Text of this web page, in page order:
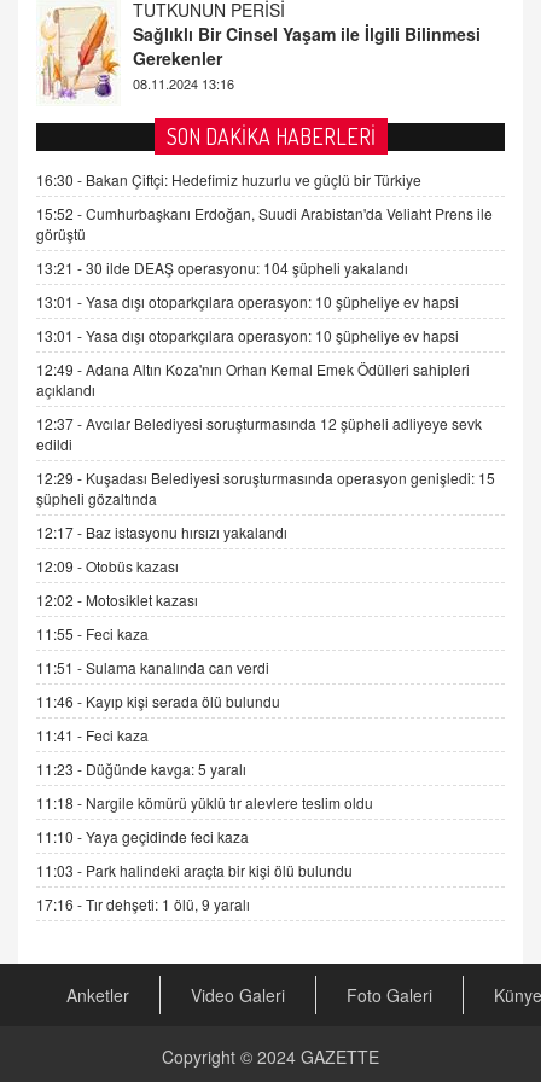
FARUK ÖNALAN
Tezkere Onaylanmasaydı…
2 Kasım 2021 Salı 00:11
AV. DOĞAN CAN DOĞAN
Kişisel verilerin korunması ve dijital hukukun
gelişimi
15.09.2025 16:17
SEHER EREK
Kış Ayları Geldi, Hangi Önlemler Alınmalı?
9.12.2025 10:11
İNCİ GÜL AKÖL
06.07.2026 13:00
ADEM AKÖL
Esed Destekçilerinin Yüzüne Vurulan Şamar:
Sednaya
11.12.2024 12:30
DR. EKREM ASLAN
Gerçek Ne, Algı Ne? "Beraber Yürüyoruz"
Cümlesinin Peşinden
19.07.2025 12:45
GÖNÜL MENEKŞE
Şifacının Yolu
04.11.2025 12:56
AV. RÜMEYSA ÖZKALE
Kira Uyuşmazlıklarında Dava Açmadan Önce
Arabulucuya Başvuru Şartı
CAN UĞURATEŞ
Değişen yapısıyla Suriye
SON DAKİKA HABERLERİ
16:30 - Bakan Çiftçi: Hedefimiz huzurlu ve güçlü bir Türkiye
15:52 -Cumhurbaşkanı Erdoğan, Suudi Arabistan'da Veliaht Prens ile
görüştü
13:21 -30 ilde DEAŞ operasyonu: 104 şüpheli yakalandı
13:01 -Yasa dışı otoparkçılara operasyon: 10 şüpheliye ev hapsi
13:01 -Yasa dışı otoparkçılara operasyon: 10 şüpheliye ev hapsi
12:49 -Adana Altın Koza'nın Orhan Kemal Emek Ödülleri sahipleri
açıklandı
12:37 -Avcılar Belediyesi soruşturmasında 12 şüpheli adliyeye sevk
edildi
12:29 - Kuşadası Belediyesi soruşturmasında operasyon genişledi: 15
şüpheli gözaltında
12:17 - Baz istasyonu hırsızı yakalandı
12:09 -Otobüs kazası
12:02 - Motosiklet kazası
11:55 - Feci kaza
11:51 -Sulama kanalında can verdi
11:46 - Kayıp kişi serada ölü bulundu
11:41 - Feci kaza
11:23 - Düğünde kavga: 5 yaralı
11:18 - Nargile kömürü yüklü tır alevlere teslim oldu
11:10 -Yaya geçidinde feci kaza
11:03 - Park halindeki araçta bir kişi ölü bulundu
17:16 -Tır dehşeti: 1 ölü, 9 yaralı
Anketler Video Galeri Foto Galeri Künye
Copyright © 2024 GAZETTE